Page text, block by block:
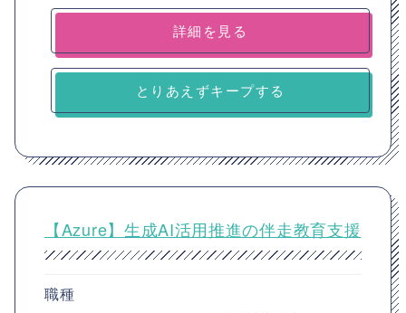
詳細を見る
とりあえずキープする
【Azure】生成AI活用推進の伴走教育支援
職種